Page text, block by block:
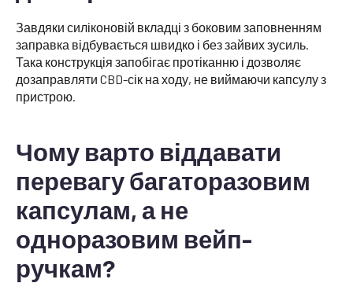
Завдяки силіконовій вкладці з боковим заповненням
заправка відбувається швидко і без зайвих зусиль.
Така конструкція запобігає протіканню і дозволяє
дозаправляти CBD-сік на ходу, не виймаючи капсулу з
пристрою.
Чому варто віддавати
перевагу багаторазовим
капсулам, а не
одноразовим вейп-
ручкам?